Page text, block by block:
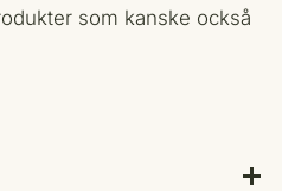
som kanske också